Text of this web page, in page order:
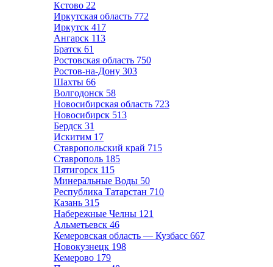
Кстово 22
Иркутская область 772
Иркутск 417
Ангарск 113
Братск 61
Ростовская область 750
Ростов-на-Дону 303
Шахты 66
Волгодонск 58
Новосибирская область 723
Новосибирск 513
Бердск 31
Искитим 17
Ставропольский край 715
Ставрополь 185
Пятигорск 115
Минеральные Воды 50
Республика Татарстан 710
Казань 315
Набережные Челны 121
Альметьевск 46
Кемеровская область — Кузбасс 667
Новокузнецк 198
Кемерово 179